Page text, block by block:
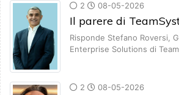
2 08-05-2026
Il parere di
Risponde Stefano Roversi,
Enterprise Solutions di
2 08-05-2026